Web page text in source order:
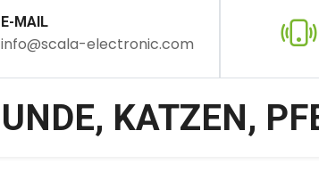
E-MAIL
info@scala-electronic.com